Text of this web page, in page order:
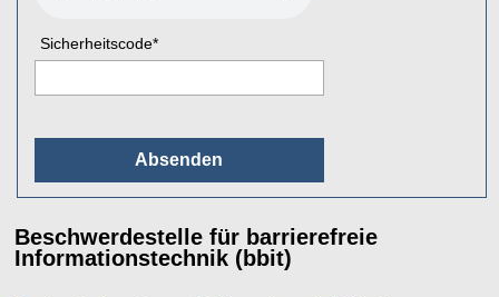
Sicherheitscode*
Beschwerdestelle für barrierefreie
Informationstechnik (bbit)